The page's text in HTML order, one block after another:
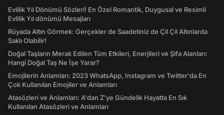
Evlilik Yıl Dönümü Sözleri! En Özel Romantik, Duygusal ve Resimli
Evlilik Yıl dönümü Mesajları
Rüyada Altın Görmek: Gerçekler de Saadetiniz de Çil Çil Altınlarda
Saklı Olabilir!
Doğal Taşların Merak Edilen Tüm Etkileri, Enerjileri ve Şifa Alanları:
Hangi Doğal Taş Ne İşe Yarar?
Emojilerin Anlamları: 2023 WhatsApp, Instagram ve Twitter'da En
Çok Kullanılan Emojiler ve Anlamları
Atasözleri ve Anlamları: A'dan Z'ye Gündelik Hayatta En Sık
Kullanılan Atasözleri ve Anlamları